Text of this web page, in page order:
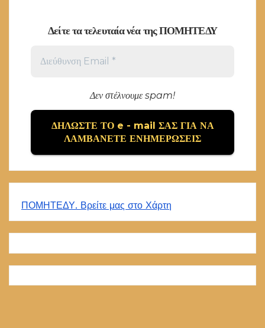
Δείτε τα τελευταία νέα της ΠΟΜΗΤΕΔΥ
Δεν στέλνουμε spam!
ΠΟΜΗΤΕΔΥ. Βρείτε μας στο Χάρτη